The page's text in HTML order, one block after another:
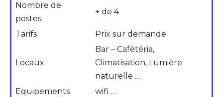
Nombre de
postes
+ de 4
Tarifs Prix sur demande
Locaux
Bar – Cafétéria,
Climatisation, Lumière
naturelle …
Equipements
wifi …